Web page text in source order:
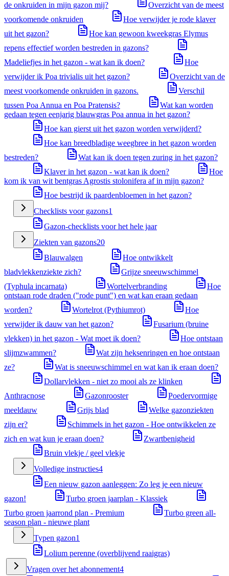
de onkruiden in mijn gazon mij?
Overzicht van de meest
voorkomende onkruiden
Hoe verwijder je rode klaver
uit het gazon?
Hoe kan gewoon kweekgras Elymus
repens effectief worden bestreden in gazons?
Madeliefjes in het gazon - wat kan ik doen?
Hoe
verwijder ik Poa trivialis uit het gazon?
Overzicht van de
meest voorkomende onkruiden in gazons.
Verschil
tussen Poa Annua en Poa Pratensis?
Wat kan worden
gedaan tegen eenjarig blauwgras Poa annua in het gazon?
Hoe kan gierst uit het gazon worden verwijderd?
Hoe kan breedbladige weegbree in het gazon worden
bestreden?
Wat kan ik doen tegen zuring in het gazon?
Klaver in het gazon - wat kan ik doen?
Hoe
kom ik van wit bentgras Agrostis stolonifera af in mijn gazon?
Hoe bestrijd ik paardenbloemen in het gazon?
Checklists voor gazons1
Gazon-checklists voor het hele jaar
Ziekten van gazons20
Blauwalgen
Hoe ontwikkelt
bladvlekkenziekte zich?
Grijze sneeuwschimmel
(Typhula incarnata)
Wortelverbranding
Hoe
ontstaan rode draden ("rode punt") en wat kan eraan gedaan
worden?
Wortelrot (Pythiumrot)
Hoe
verwijder ik dauw van het gazon?
Fusarium (bruine
vlekken) in het gazon - Wat moet ik doen?
Hoe ontstaan
slijmzwammen?
Wat zijn heksenringen en hoe ontstaan
ze?
Wat is sneeuwschimmel en wat kan ik eraan doen?
Dollarvlekken - niet zo mooi als ze klinken
Anthracnose
Gazonrooster
Poedervormige
meeldauw
Grijs blad
Welke gazonziekten
zijn er?
Schimmels in het gazon - Hoe ontwikkelen ze
zich en wat kun je eraan doen?
Zwartbenigheid
Bruin vlekje / geel vlekje
Volledige instructies4
Een nieuw gazon aanleggen: Zo leg je een nieuw
gazon!
Turbo groen jaarplan - Klassiek
Turbo groen jaarrond plan - Premium
Turbo green all-
season plan - nieuwe plant
Typen gazon1
Lolium perenne (overblijvend raaigras)
Vragen over het abonnement4